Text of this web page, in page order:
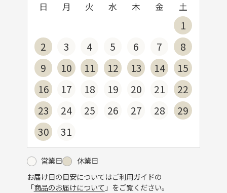
日 月 火 水 木 金 土
1
2
3 4 5 6 7
8
9
10 11 12 13 14
15
16
17 18 19 20 21
22
23
24 25 26 27 28
29
30
31
営業日
休業日
お届け日の目安についてはご利用ガイドの
「商品のお届けについて 」をご覧ください。